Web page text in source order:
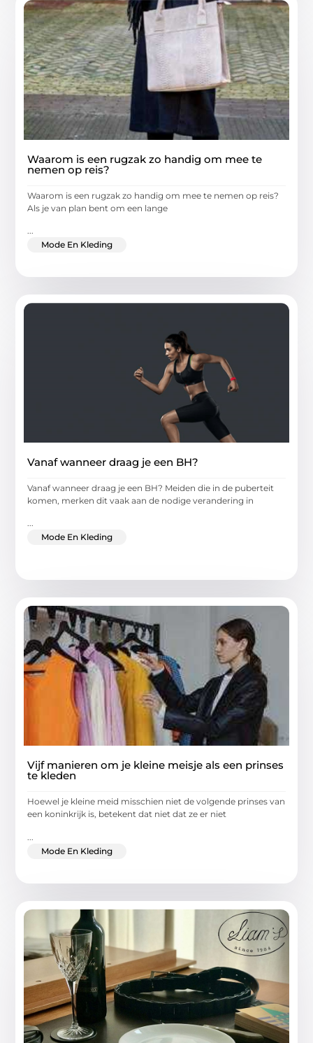
Waarom is een rugzak zo handig om mee te
nemen op reis?
Waarom is een rugzak zo handig om mee te nemen op reis?
Als je van plan bent om een lange
...
Mode En Kleding
Vanaf wanneer draag je een BH?
Vanaf wanneer draag je een BH? Meiden die in de puberteit
komen, merken dit vaak aan de nodige verandering in
...
Mode En Kleding
Vijf manieren om je kleine meisje als een prinses
te kleden
Hoewel je kleine meid misschien niet de volgende prinses van
een koninkrijk is, betekent dat niet dat ze er niet
Mode En Kleding